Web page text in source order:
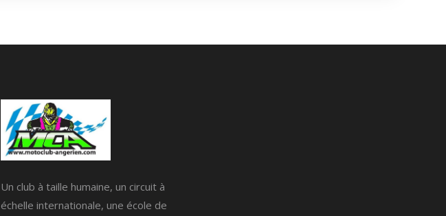
Un club à taille humaine, un circuit à
échelle internationale, une école de